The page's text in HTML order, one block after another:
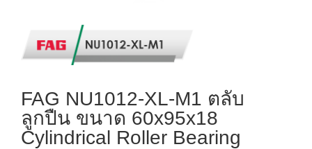
FAG NU1012-XL-M1 ตลับ
ลูกปืน ขนาด 60x95x18
Cylindrical Roller Bearing